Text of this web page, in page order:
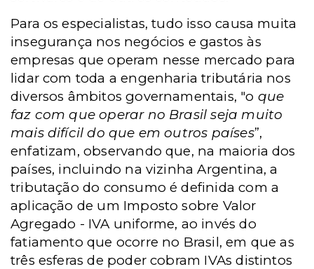
Para os especialistas, tudo isso causa muita
insegurança nos negócios e gastos às
empresas que operam nesse mercado para
lidar com toda a engenharia tributária nos
diversos âmbitos governamentais, "o que
faz com que operar no Brasil seja muito
mais difícil do que em outros países”,
enfatizam, observando que, na maioria dos
países, incluindo na vizinha Argentina, a
tributação do consumo é definida com a
aplicação de um Imposto sobre Valor
Agregado - IVA uniforme, ao invés do
fatiamento que ocorre no Brasil, em que as
três esferas de poder cobram IVAs distintos